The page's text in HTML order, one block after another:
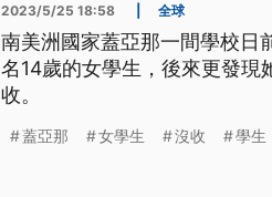
2023/5/25 18:58 全球
南美洲國家蓋亞那一間學校日
名14歲的女學生，後來更發現
收。
蓋亞那 女學生 沒收 學生